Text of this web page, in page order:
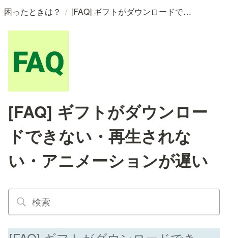
困ったときは？ / [FAQ] ギフトがダウンロードできない・再生されない・アニメーションが遅い
[FAQ] ギフトがダウンロー
ドできない・再生されな
い・アニメーションが遅い